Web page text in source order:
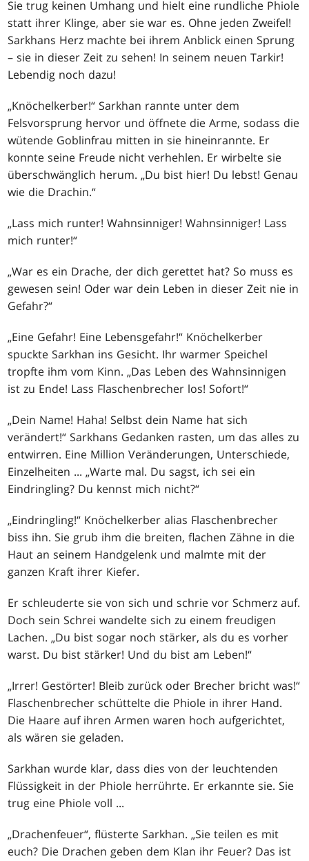
Sie trug keinen Umhang und hielt eine rundliche Phiole
statt ihrer Klinge, aber sie war es. Ohne jeden Zweifel!
Sarkhans Herz machte bei ihrem Anblick einen Sprung
– sie in dieser Zeit zu sehen! In seinem neuen Tarkir!
Lebendig noch dazu!
„Knöchelkerber!“ Sarkhan rannte unter dem
Felsvorsprung hervor und öffnete die Arme, sodass die
wütende Goblinfrau mitten in sie hineinrannte. Er
konnte seine Freude nicht verhehlen. Er wirbelte sie
überschwänglich herum. „Du bist hier! Du lebst! Genau
wie die Drachin.“
„Lass mich runter! Wahnsinniger! Wahnsinniger! Lass
mich runter!“
„War es ein Drache, der dich gerettet hat? So muss es
gewesen sein! Oder war dein Leben in dieser Zeit nie in
Gefahr?“
„Eine Gefahr! Eine Lebensgefahr!“ Knöchelkerber
spuckte Sarkhan ins Gesicht. Ihr warmer Speichel
tropfte ihm vom Kinn. „Das Leben des Wahnsinnigen
ist zu Ende! Lass Flaschenbrecher los! Sofort!“
„Dein Name! Haha! Selbst dein Name hat sich
verändert!“ Sarkhans Gedanken rasten, um das alles zu
entwirren. Eine Million Veränderungen, Unterschiede,
Einzelheiten ... „Warte mal. Du sagst, ich sei ein
Eindringling? Du kennst mich nicht?“
„Eindringling!“ Knöchelkerber alias Flaschenbrecher
biss ihn. Sie grub ihm die breiten, flachen Zähne in die
Haut an seinem Handgelenk und malmte mit der
ganzen Kraft ihrer Kiefer.
Er schleuderte sie von sich und schrie vor Schmerz auf.
Doch sein Schrei wandelte sich zu einem freudigen
Lachen. „Du bist sogar noch stärker, als du es vorher
warst. Du bist stärker! Und du bist am Leben!“
„Irrer! Gestörter! Bleib zurück oder Brecher bricht was!“
Flaschenbrecher schüttelte die Phiole in ihrer Hand.
Die Haare auf ihren Armen waren hoch aufgerichtet,
als wären sie geladen.
Sarkhan wurde klar, dass dies von der leuchtenden
Flüssigkeit in der Phiole herrührte. Er erkannte sie. Sie
trug eine Phiole voll ...
„Drachenfeuer“, flüsterte Sarkhan. „Sie teilen es mit
euch? Die Drachen geben dem Klan ihr Feuer? Das ist